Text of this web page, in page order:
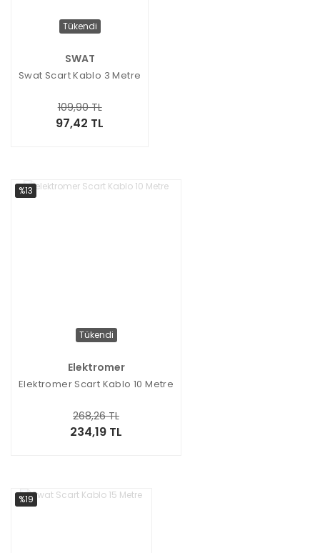
Tükendi
SWAT
Swat Scart Kablo 3 Metre
97,42 TL
109,90 TL
%13
Tükendi
Elektromer
Elektromer Scart Kablo 10 Metre
234,19 TL
268,26 TL
%19